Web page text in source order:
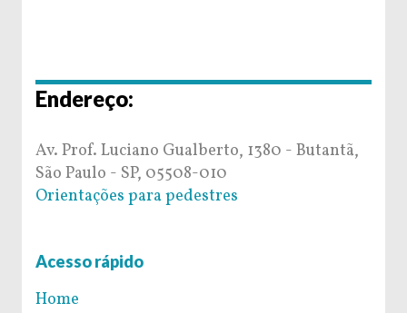
Endereço:
Av. Prof. Luciano Gualberto, 1380 - Butantã,
São Paulo - SP, 05508-010
Orientações para pedestres
Acesso rápido
Home